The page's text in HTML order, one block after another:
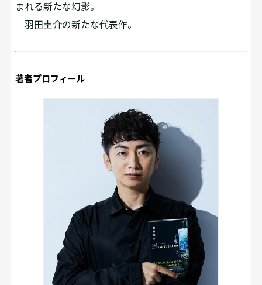
まれる新たな幻影。
羽田圭介の新たな代表作。
著者プロフィール